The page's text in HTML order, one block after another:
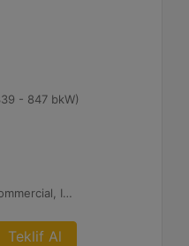
- 847 bkW)
U.S. EPA Tier 3 Commercial, IMO II, EU IWW, EU Stage V, China II
Teklif Al